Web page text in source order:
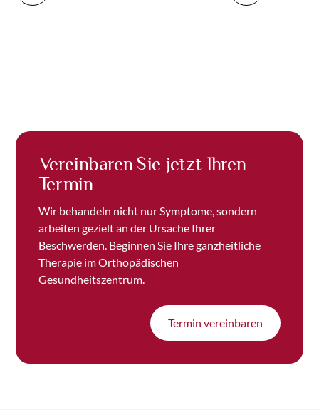
Vereinbaren Sie jetzt Ihren
Termin
Wir behandeln nicht nur Symptome, sondern
arbeiten gezielt an der Ursache Ihrer
Beschwerden. Beginnen Sie Ihre ganzheitliche
Therapie im Orthopädischen
Gesundheitszentrum.
Termin vereinbaren